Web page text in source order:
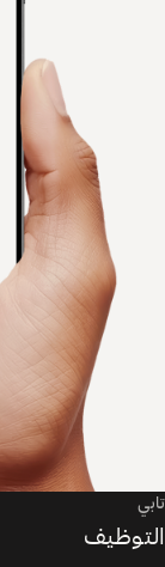
تابي
التوظيف